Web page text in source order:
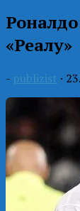
«Реалу»
- publizist ·